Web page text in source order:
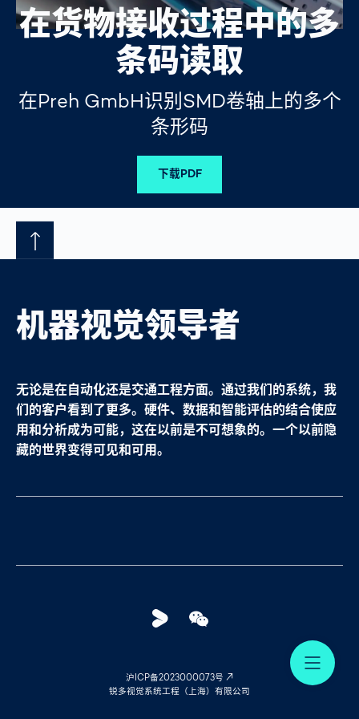
在货物接收过程中的多
条码读取
在Preh GmbH识别SMD卷轴上的多个
条形码
下载PDF
机器视觉领导者
无论是在自动化还是交通工程方面。通过我们的系统，我
们的客户看到了更多。硬件、数据和智能评估的结合使应
用和分析成为可能，这在以前是不可想象的。一个以前隐
藏的世界变得可见和可用。
Youku
沪ICP备2023000073号
锐多视觉系统工程（上海）有限公司